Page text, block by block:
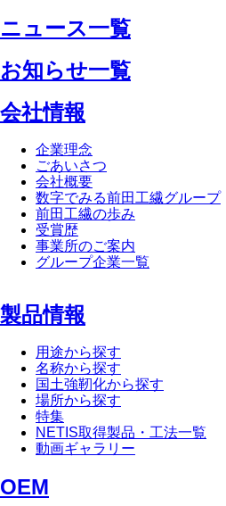
ニュース一覧
お知らせ一覧
会社情報
企業理念
ごあいさつ
会社概要
数字でみる前田工繊グループ
前田工繊の歩み
受賞歴
事業所のご案内
グループ企業一覧
製品情報
用途から探す
名称から探す
国土強靭化から探す
場所から探す
特集
NETIS取得製品・工法一覧
動画ギャラリー
OEM